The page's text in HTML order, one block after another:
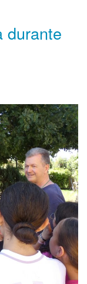
durante